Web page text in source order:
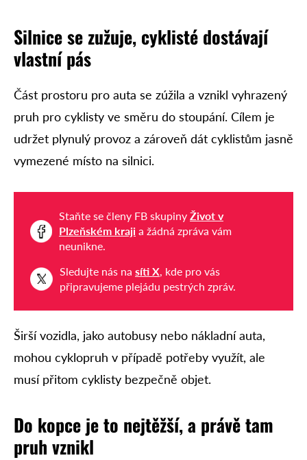
Silnice se zužuje, cyklisté dostávají
vlastní pás
Část prostoru pro auta se zúžila a vznikl vyhrazený
pruh pro cyklisty ve směru do stoupání. Cílem je
udržet plynulý provoz a zároveň dát cyklistům jasně
vymezené místo na silnici.
Staňte se členy FB skupiny Život v
Plzeňském kraji a žádná zpráva vám
neunikne.
Sledujte nás na síti X, kde pro vás
připravujeme plejádu pestrých zpráv.
Širší vozidla, jako autobusy nebo nákladní auta,
mohou cyklopruh v případě potřeby využít, ale
musí přitom cyklisty bezpečně objet.
Do kopce je to nejtěžší, a právě tam
pruh vznikl